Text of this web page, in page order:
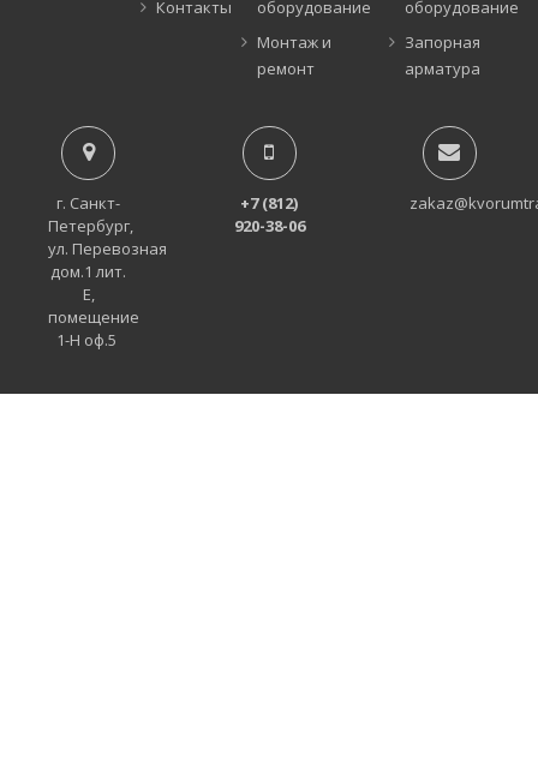
Контакты оборудование
оборудование
Монтаж и
ремонт
Запорная
арматура
г. Санкт-
Петербург,
ул. Перевозная
дом.1 лит.
Е,
помещение
1-Н оф.5
+7 (812)
920-38-06